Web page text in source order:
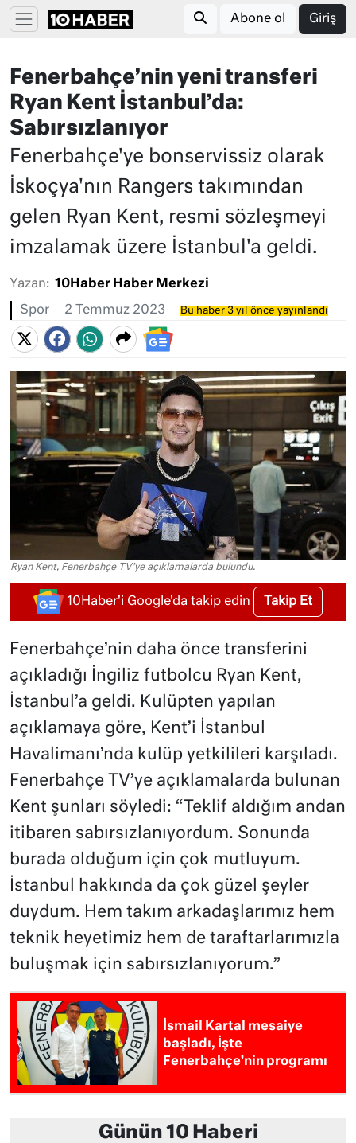
Abone ol Giriş
Fenerbahçe’nin yeni transferi
Ryan Kent İstanbul’da:
Sabırsızlanıyor
Fenerbahçe'ye bonservissiz olarak
İskoçya'nın Rangers takımından
gelen Ryan Kent, resmi sözleşmeyi
imzalamak üzere İstanbul'a geldi.
Yazan: 10Haber Haber Merkezi
Spor 2 Temmuz 2023 Bu haber 3 yıl önce yayınlandı
Ryan Kent, Fenerbahçe TV'ye açıklamalarda bulundu.
10Haber'i Google'da takip edin Takip Et
Fenerbahçe’nin daha önce transferini
açıkladığı İngiliz futbolcu Ryan Kent,
İstanbul’a geldi. Kulüpten yapılan
açıklamaya göre, Kent’i İstanbul
Havalimanı’nda kulüp yetkilileri karşıladı.
Fenerbahçe TV’ye açıklamalarda bulunan
Kent şunları söyledi: “Teklif aldığım andan
itibaren sabırsızlanıyordum. Sonunda
burada olduğum için çok mutluyum.
İstanbul hakkında da çok güzel şeyler
duydum. Hem takım arkadaşlarımız hem
teknik heyetimiz hem de taraftarlarımızla
buluşmak için sabırsızlanıyorum.”
İsmail Kartal mesaiye
başladı, İşte
Fenerbahçe’nin programı
Günün 10 Haberi